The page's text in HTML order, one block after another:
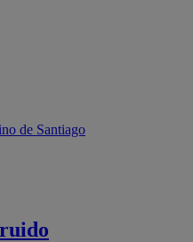
de Santiago